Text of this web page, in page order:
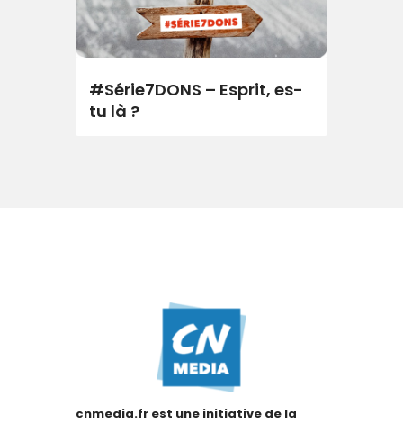
#Série7DONS – Esprit, es-
tu là ?
cnmedia.fr est une initiative de la